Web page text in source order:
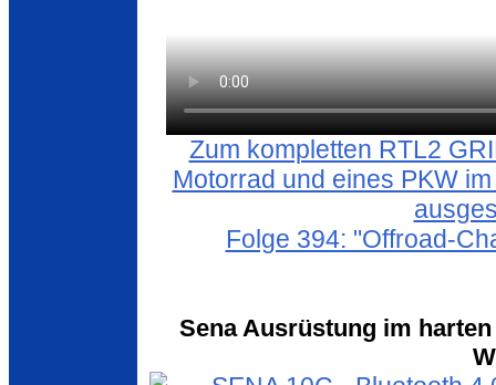
Zum kompletten RTL2
Motorrad und eines PKW
Folge 394: "Offroad-
Sena Ausrüstung im